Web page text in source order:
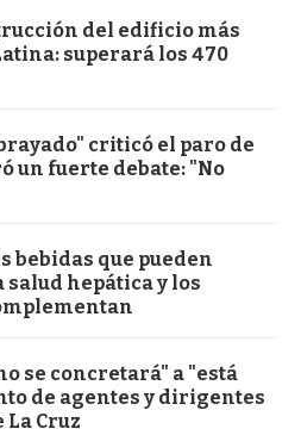
del edificio más
superará los 470
criticó el paro de
un fuerte debate: "No
bebidas que pueden
salud hepática y los
se concretará" a "está
de agentes y dirigentes
La Cruz